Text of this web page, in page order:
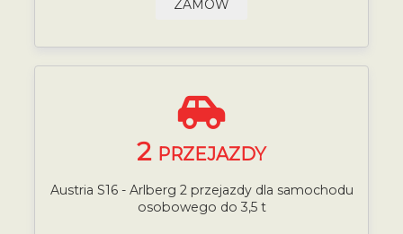
ZAMÓW
2 PRZEJAZDY
Austria S16 - Arlberg 2 przejazdy dla samochodu
osobowego do 3,5 t